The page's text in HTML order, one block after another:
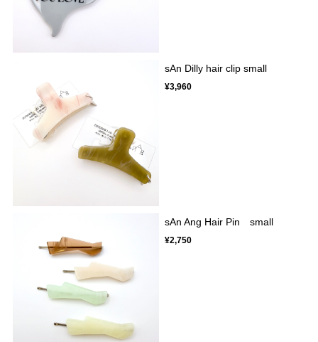
sAn Dilly hair clip small
¥3,960
sAn Ang Hair Pin small
¥2,750